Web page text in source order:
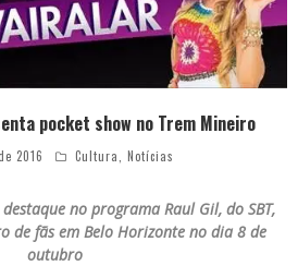
pocket show no Trem Mineiro
2016 Cultura Notícias
no programa Raul Gil, do SBT,
de fãs em Belo Horizonte no dia 8 de
outubro